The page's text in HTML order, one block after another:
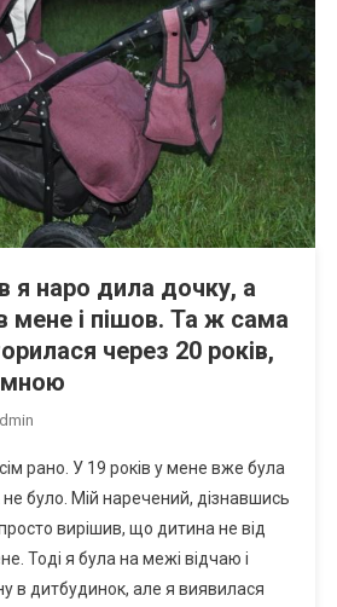
я наро дила дочку, а
мене і пішов. Та ж сама
через 20 років,
мною
рано. У 19 років у мене вже була
було. Мій наречений, дізнавшись
вирішив, що дитина не від
Тоді я була на межі відчаю і
в дитбудинок, але я виявилася